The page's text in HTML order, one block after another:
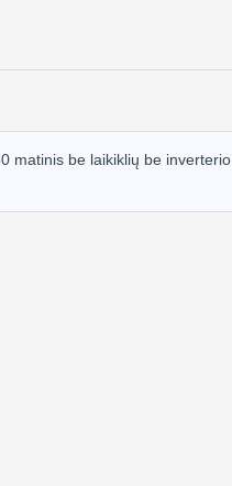
matinis be laikiklių be inverterio